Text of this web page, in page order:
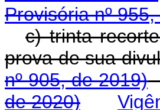
Provisória nº
c) trinta
prova de sua
nº 905, de 2019)
de 2020)